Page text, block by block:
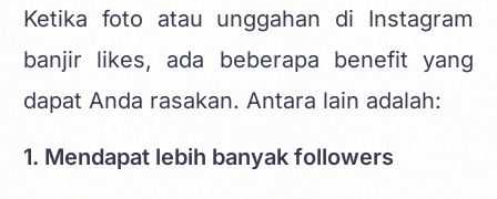
Ketika foto atau unggahan di Instagram
banjir likes, ada beberapa benefit yang
dapat Anda rasakan. Antara lain adalah:
1. Mendapat lebih banyak followers